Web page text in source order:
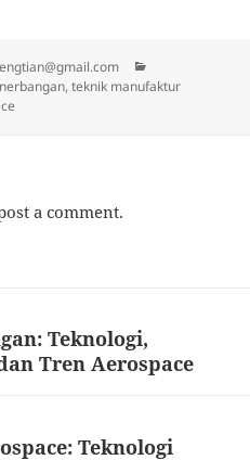
teknik manufaktur
a comment.
Teknologi,
Tren Aerospace
Teknologi